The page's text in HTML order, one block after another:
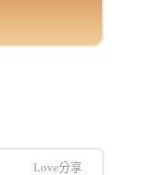
Love分享